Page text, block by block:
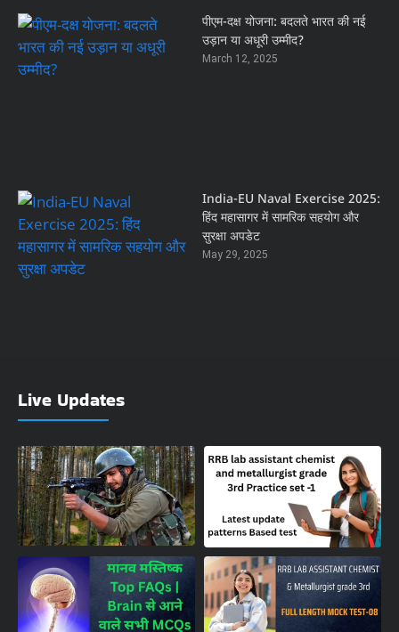
पीएम-दक्ष योजना: बदलते भारत की नई
उड़ान या अधूरी उम्मीद?
March 12, 2025
India-EU Naval Exercise 2025:
हिंद महासागर में सामरिक सहयोग और
सुरक्षा अपडेट
May 29, 2025
Live Updates